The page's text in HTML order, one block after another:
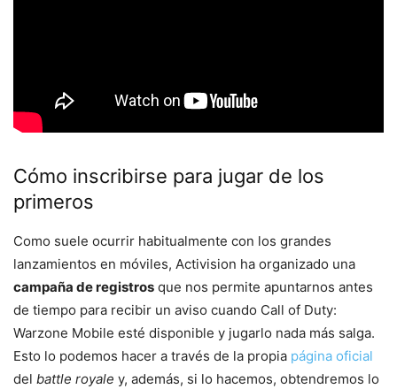
Cómo inscribirse para jugar de los
primeros
Como suele ocurrir habitualmente con los grandes
lanzamientos en móviles, Activision ha organizado una
campaña de registros que nos permite apuntarnos antes
de tiempo para recibir un aviso cuando Call of Duty:
Warzone Mobile esté disponible y jugarlo nada más salga.
Esto lo podemos hacer a través de la propia página oficial
del battle royale y, además, si lo hacemos, obtendremos lo